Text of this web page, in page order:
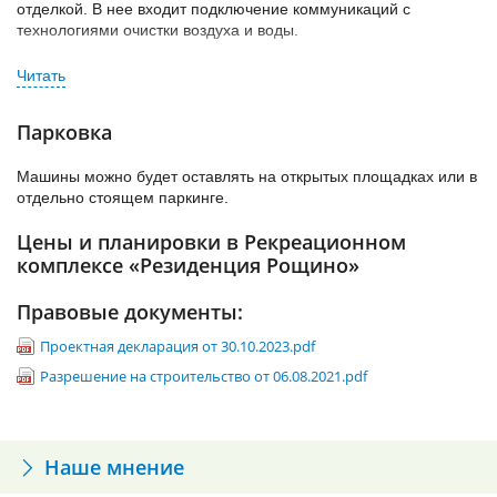
колясочные;
бутик-отель «Рощино»;
игровые зоны;
коворкинг;
круглосуточный консьерж-сервис;
лесной workout;
медицинский центр;
спортивная площадка на крыше паркинга;
отделкой. В нее входит подключение коммуникаций с
технологиями очистки воздуха и воды.
Кроме того, застройщик может предложить вам 3 пакета
ремонта:
«Для арендопользования» с бытовой техникой.
Парковка
Машины можно будет оставлять на открытых площадках или в
отдельно стоящем паркинге.
Цены и планировки в Рекреационном
комплексе «Резиденция Рощино»
Правовые документы:
Проектная декларация от 30.10.2023.pdf
Разрешение на строительство от 06.08.2021.pdf
Наше мнение